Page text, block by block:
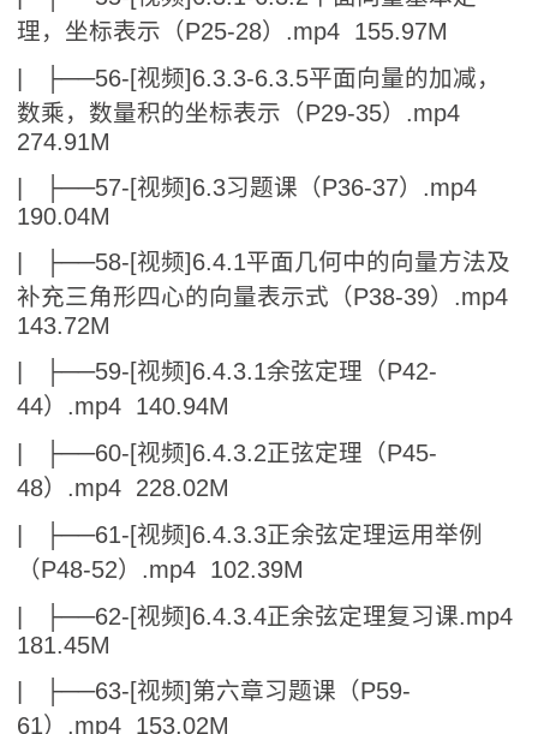
理，坐标表示（P25-28）.mp4 155.97M
| ├──56-[视频]6.3.3-6.3.5平面向量的加减，
数乘，数量积的坐标表示（P29-35）.mp4
274.91M
| ├──57-[视频]6.3习题课（P36-37）.mp4
190.04M
| ├──58-[视频]6.4.1平面几何中的向量方法及
补充三角形四心的向量表示式（P38-39）.mp4
143.72M
| ├──59-[视频]6.4.3.1余弦定理（P42-
44）.mp4 140.94M
| ├──60-[视频]6.4.3.2正弦定理（P45-
48）.mp4 228.02M
| ├──61-[视频]6.4.3.3正余弦定理运用举例
（P48-52）.mp4 102.39M
| ├──62-[视频]6.4.3.4正余弦定理复习课.mp4
181.45M
| ├──63-[视频]第六章习题课（P59-
61）.mp4 153.02M